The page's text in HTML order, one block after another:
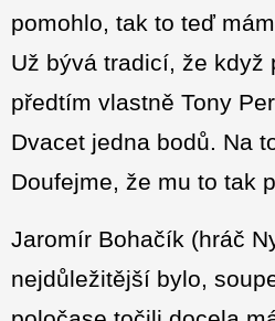
pomohlo, tak to teď
Už bývá tradicí, že když
předtím vlastně Tony
Dvacet jedna bodů. Na
Doufejme, že mu to tak
Jaromír Bohačík (hráč
nejdůležitější bylo,